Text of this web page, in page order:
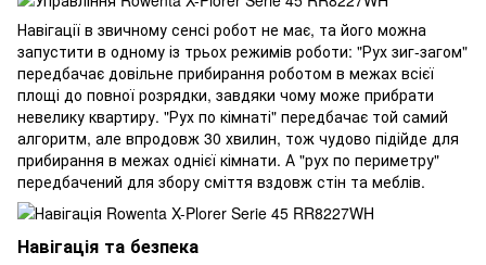
Навігації в звичному сенсі робот не має, та його можна
запустити в одному із трьох режимів роботи: "Рух зиг-загом"
передбачає довільне прибирання роботом в межах всієї
площі до повної розрядки, завдяки чому може прибрати
невелику квартиру. "Рух по кімнаті" передбачає той самий
алгоритм, але впродовж 30 хвилин, тож чудово підійде для
прибирання в межах однієї кімнати. А "рух по периметру"
передбачений для збору сміття вздовж стін та меблів.
Навігація та безпека